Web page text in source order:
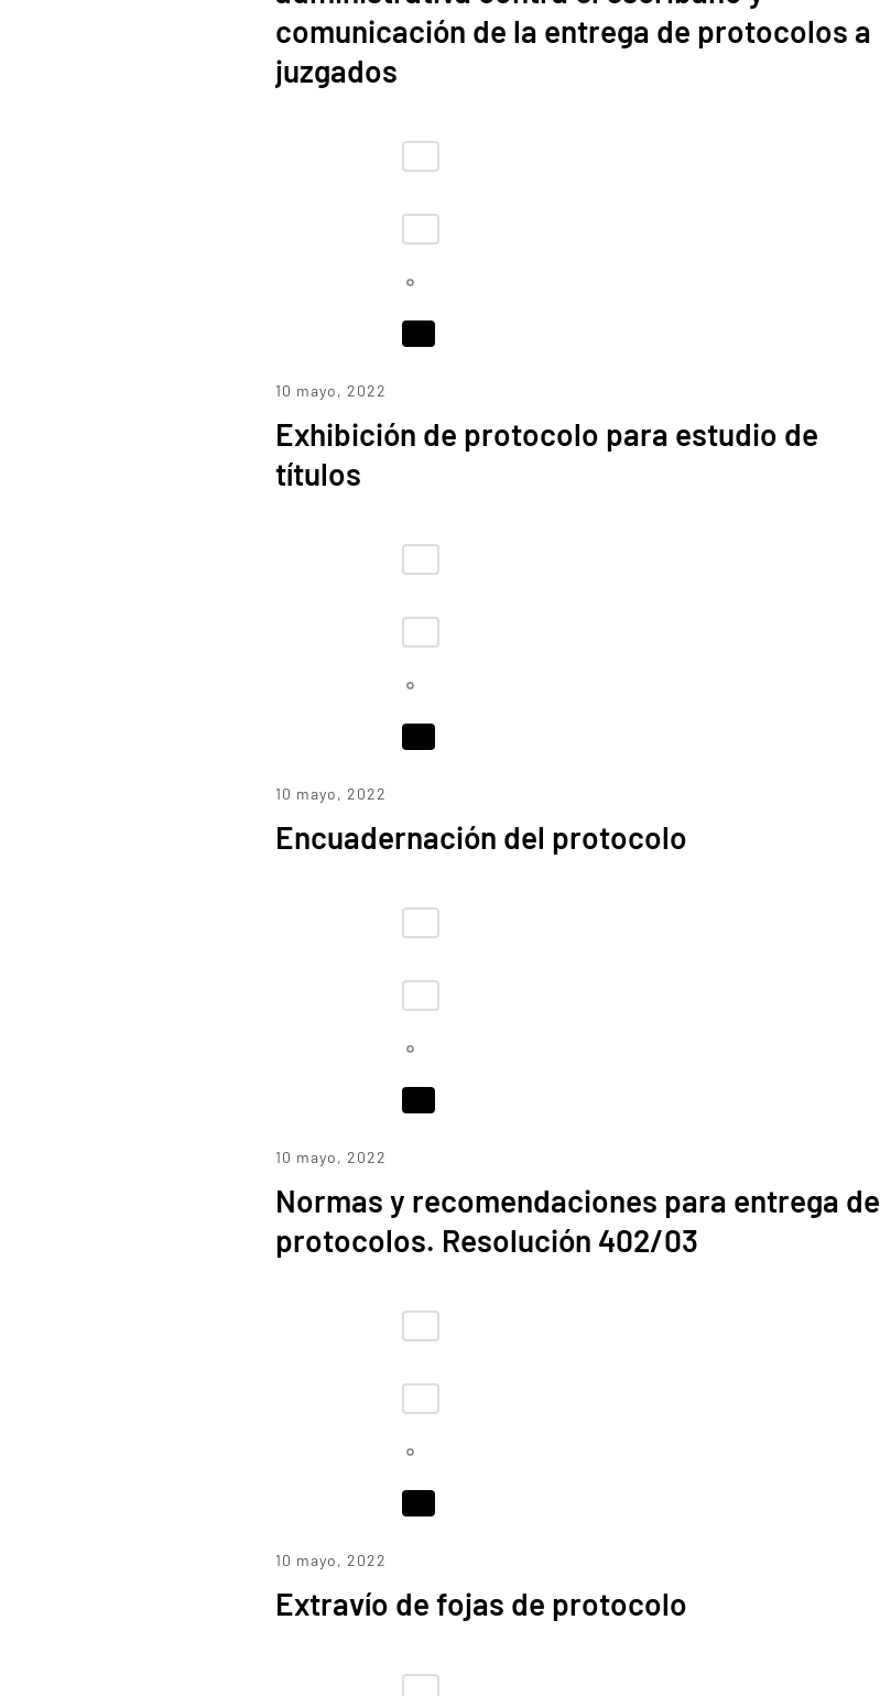
comunicación de la entrega de protocolos a
juzgados
10 mayo, 2022
Exhibición de protocolo para estudio de
títulos
10 mayo, 2022
Encuadernación del protocolo
10 mayo, 2022
Normas y recomendaciones para entrega de
protocolos. Resolución 402/03
10 mayo, 2022
Extravío de fojas de protocolo